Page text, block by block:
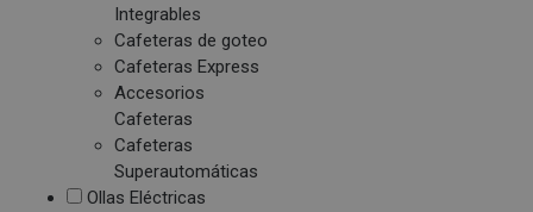
Integrables
Cafeteras de goteo
Cafeteras Express
Accesorios
Cafeteras
Cafeteras
Superautomáticas
Ollas Eléctricas